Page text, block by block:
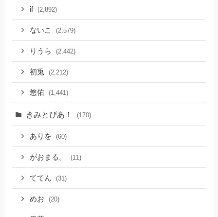
if (2,892)
ないこ (2,579)
りうら (2,442)
初兎 (2,212)
悠佑 (1,441)
きみとぴあ！ (170)
ありを (60)
がおまる。 (11)
ててん (31)
めお (20)